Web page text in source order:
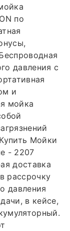
по
давления с
и
мойка
Мойки
- 2207
доставка
рассрочку
давления
в кейсе,